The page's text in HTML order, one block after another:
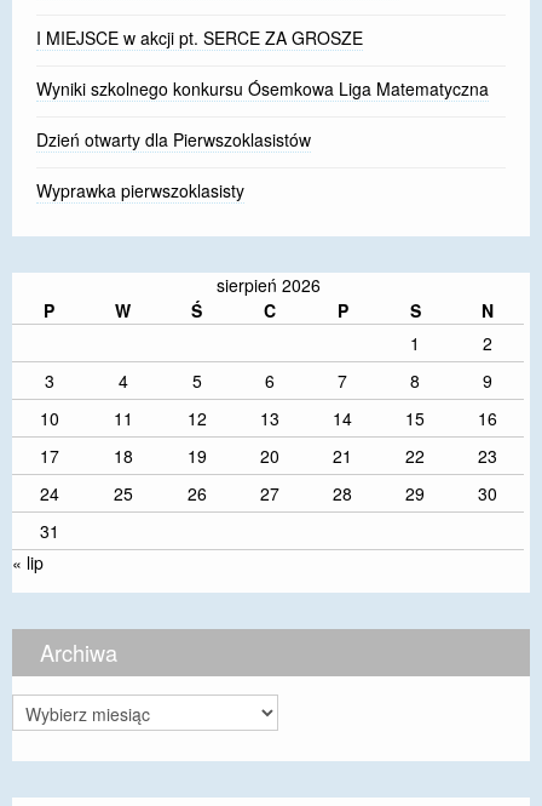
I MIEJSCE w akcji pt. SERCE ZA GROSZE
Wyniki szkolnego konkursu Ósemkowa Liga Matematyczna
Dzień otwarty dla Pierwszoklasistów
Wyprawka pierwszoklasisty
sierpień 2026
P
W Ś C P S
N
1
2
3
4 5 6 7 8
9
10
11 12 13 14 15
16
17
18 19 20 21 22
23
24
25 26 27 28 29
30
31
« lip
Archiwa
Archiwa